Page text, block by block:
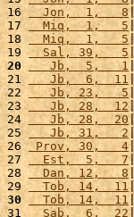
16
  Jon,  1,   8
17
  Miq,  1,   5
18
  Miq,  1,   5
19
  Sal, 39,   5
20
   Jb,  5,   1
21
   Jb,  6,  11
22
   Jb, 23,   5
23
   Jb, 28,  12
24
   Jb, 28,  20
25
   Jb, 31,   2
26 Prov, 30,   4
27
  Est,  5,   7
28
  Dan, 12,   8
29
  Tob, 14,  11
30
  Tob, 14,  11
31
  Sab,  6,  22